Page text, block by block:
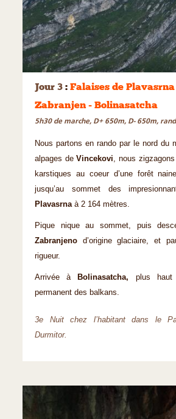
Jour 3 : Falaises de Plavasrna
Zabranjen - Bolinasatcha
5h30 de marche, D+ 650m, D- 650m,
Nous partons en rando par le nord du
alpages deVincekovi, nous
karstiques au coeur d’une forêt
jusqu’au sommet des
Plavasrnaà 2 164 mètres.
Pique nique au sommet, puis
Zabranjeno d’origine glaciaire, et
rigueur.
Arrivée à Bolinasatcha, plus haut
permanent des balkans.
3e Nuit chez l’habitant dans le
Durmitor.